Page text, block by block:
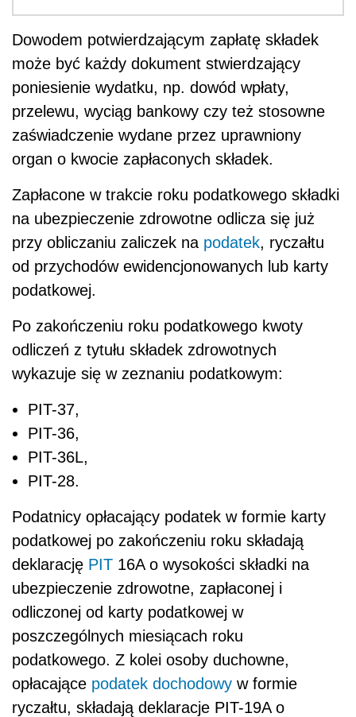
Dowodem potwierdzającym zapłatę składek
może być każdy dokument stwierdzający
poniesienie wydatku, np. dowód wpłaty,
przelewu, wyciąg bankowy czy też stosowne
zaświadczenie wydane przez uprawniony
organ o kwocie zapłaconych składek.
Zapłacone w trakcie roku podatkowego składki
na ubezpieczenie zdrowotne odlicza się już
przy obliczaniu zaliczek na podatek, ryczałtu
od przychodów ewidencjonowanych lub karty
podatkowej.
Po zakończeniu roku podatkowego kwoty
odliczeń z tytułu składek zdrowotnych
wykazuje się w zeznaniu podatkowym:
PIT-37,
PIT-36,
PIT-36L,
PIT-28.
Podatnicy opłacający podatek w formie karty
podatkowej po zakończeniu roku składają
deklarację PIT 16A o wysokości składki na
ubezpieczenie zdrowotne, zapłaconej i
odliczonej od karty podatkowej w
poszczególnych miesiącach roku
podatkowego. Z kolei osoby duchowne,
opłacające podatek dochodowy w formie
ryczałtu, składają deklaracje PIT-19A o